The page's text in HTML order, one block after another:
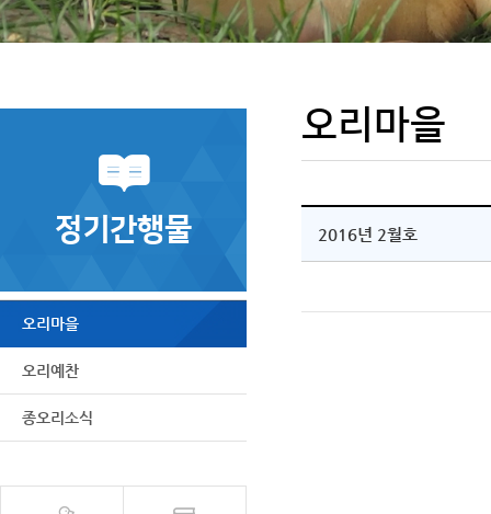
정기간행물
오리마을
오리예찬
종오리소식
오리마을
2016년 2월호